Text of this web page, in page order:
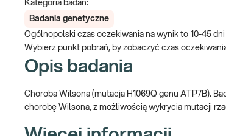
Kategoria badań:
Badania genetyczne
Ogólnopolski czas oczekiwania na wynik to 10-45 dni
Wybierz punkt pobrań, by zobaczyć czas
Opis badania
Choroba Wilsona (mutacja H1069Q genu ATP7B).
chorobę Wilsona, z możliwością wykrycia mutacji